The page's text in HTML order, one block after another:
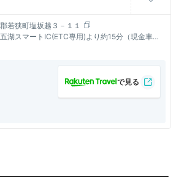
若狭町塩坂越３－１１
湖スマートIC(ETC専用)より約15分（現金車は